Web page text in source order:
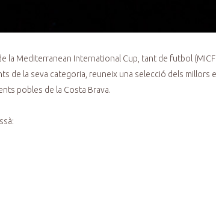
la Mediterranean International Cup, tant de futbol
de la seva categoria, reuneix una selecció dels millors
pobles de la Costa Brava.